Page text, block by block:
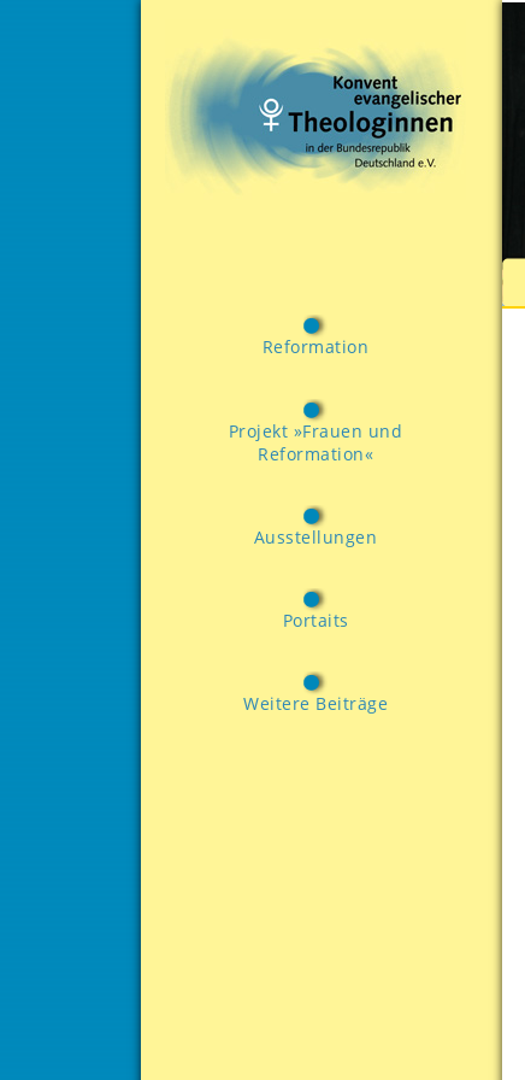
Reformation
Projekt »Frauen und
Reformation«
Ausstellungen
Portaits
Weitere Beiträge